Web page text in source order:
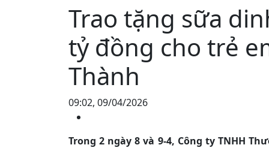
Trao tặng sữa
tỷ đồng cho trẻ
Thành
09:02, 09/04/2026
Trong 2 ngày 8 và 9-4, Công ty TNHH